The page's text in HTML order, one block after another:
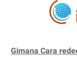
Gimana Cara